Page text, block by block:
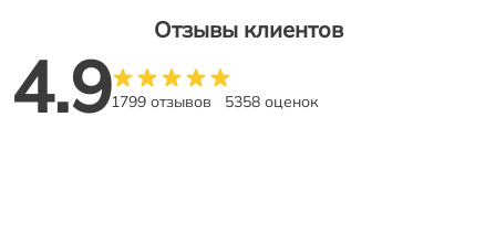
Отзывы клиентов
4.91799 отзывов 5358 оценок